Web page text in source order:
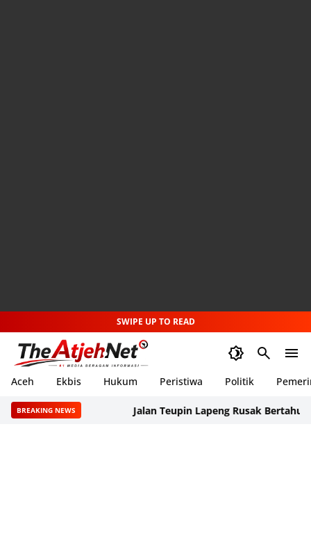
SWIPE UP TO READ
Aceh Ekbis Hukum Peristiwa Politik
BREAKING NEWS Jalan Teupin Lapeng Rusak Bertahun-